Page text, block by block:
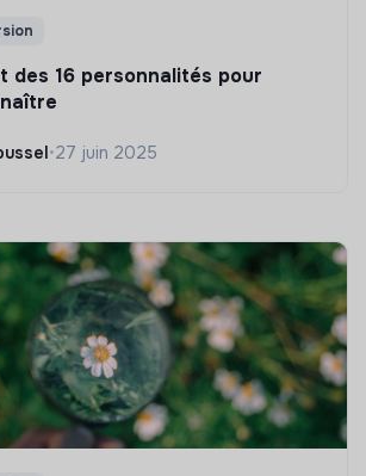
des 16 personnalités pour
•27 juin 2025